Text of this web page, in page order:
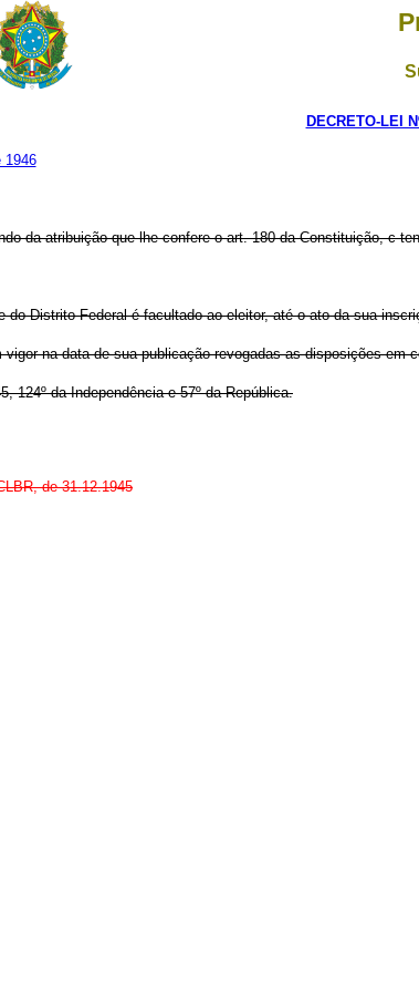
DECRETO-LEI
1946
da atribuição que lhe confere o art. 180 da Constituição, c
Distrito Federal é facultado ao eleitor, até o ato da sua
na data de sua publicação revogadas as disposições em
124º da Independência e 57º da República.
de 31.12.1945